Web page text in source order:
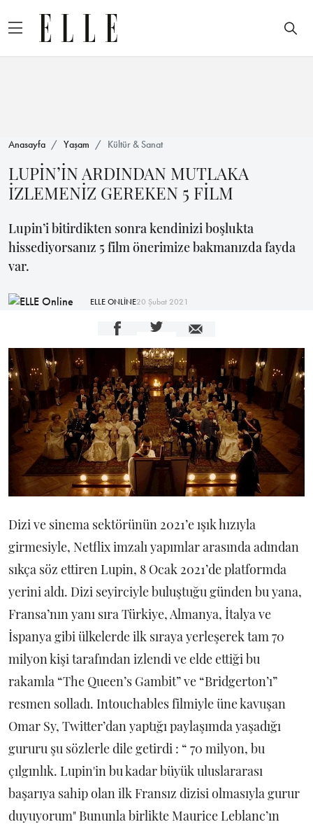
Anasayfa Yaşam Kültür & Sanat
LUPİN’İN ARDINDAN MUTLAKA
İZLEMENİZ GEREKEN 5 FİLM
Lupin’i bitirdikten sonra kendinizi boşlukta
hissediyorsanız 5 film önerimize bakmanızda fayda
var.
ELLE ONLİNE20 Şubat 2021
Dizi ve sinema sektörünün 2021’e ışık hızıyla
girmesiyle, Netflix imzalı yapımlar arasında adından
sıkça söz ettiren Lupin, 8 Ocak 2021’de platformda
yerini aldı. Dizi seyirciyle buluştuğu günden bu yana,
Fransa’nın yanı sıra Türkiye, Almanya, İtalya ve
İspanya gibi ülkelerde ilk sıraya yerleşerek tam 70
milyon kişi tarafından izlendi ve elde ettiği bu
rakamla “The Queen’s Gambit” ve “Bridgerton’ı”
resmen solladı. Intouchables filmiyle üne kavuşan
Omar Sy, Twitter’dan yaptığı paylaşımda yaşadığı
gururu şu sözlerle dile getirdi : “ 70 milyon, bu
çılgınlık. Lupin'in bu kadar büyük uluslararası
başarıya sahip olan ilk Fransız dizisi olmasıyla gurur
duyuyorum" Bununla birlikte Maurice Leblanc’ın